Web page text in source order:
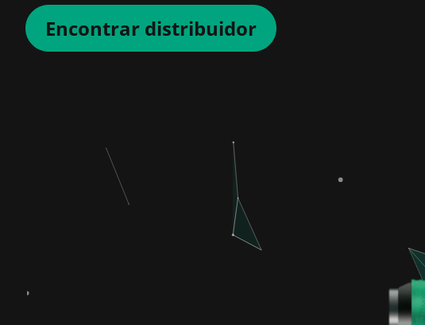
Encontrar distribuidor